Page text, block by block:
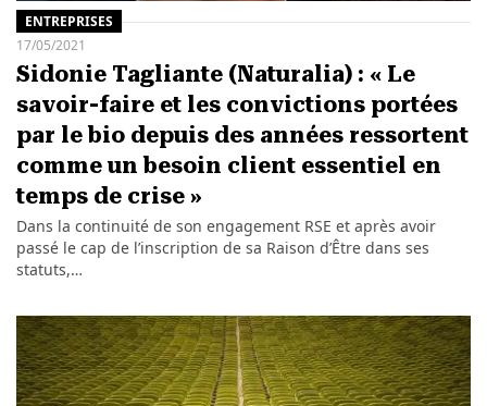
ENTREPRISES
17/05/2021
Sidonie Tagliante (Naturalia) : « Le
savoir-faire et les convictions portées
par le bio depuis des années ressortent
comme un besoin client essentiel en
temps de crise »
Dans la continuité de son engagement RSE et après avoir
passé le cap de l’inscription de sa Raison d’Être dans ses
statuts,…